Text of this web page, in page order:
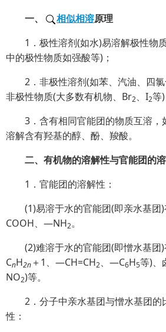
一、 相似相溶原理
1．极性溶剂(如水)易溶解极性物
中的极性物质如强酸等)；
2．非极性溶剂(如苯、汽油、四
非极性物质(大多数有机物、Br2、I2等)
3．含有相同官能团的物质互溶
溶解含有羟基的醇、酚、羧酸。
二、有机物的溶解性与官能团的
1．官能团的溶解性：
(1)易溶于水的官能团(即亲水基
COOH、—NH2。
(2)难溶于水的官能团(即憎水基
CnH2n ＋1、—CH=CH2、—C6H5等)
NO2)等。
2．分子中亲水基团与憎水基团的
性：